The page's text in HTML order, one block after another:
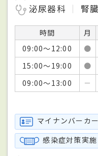
泌尿器科
腎
時間 月
09:00～12:00
●
15:00～19:00
●
09:00～13:00
－
マイナンバーカ
感染症対策実施